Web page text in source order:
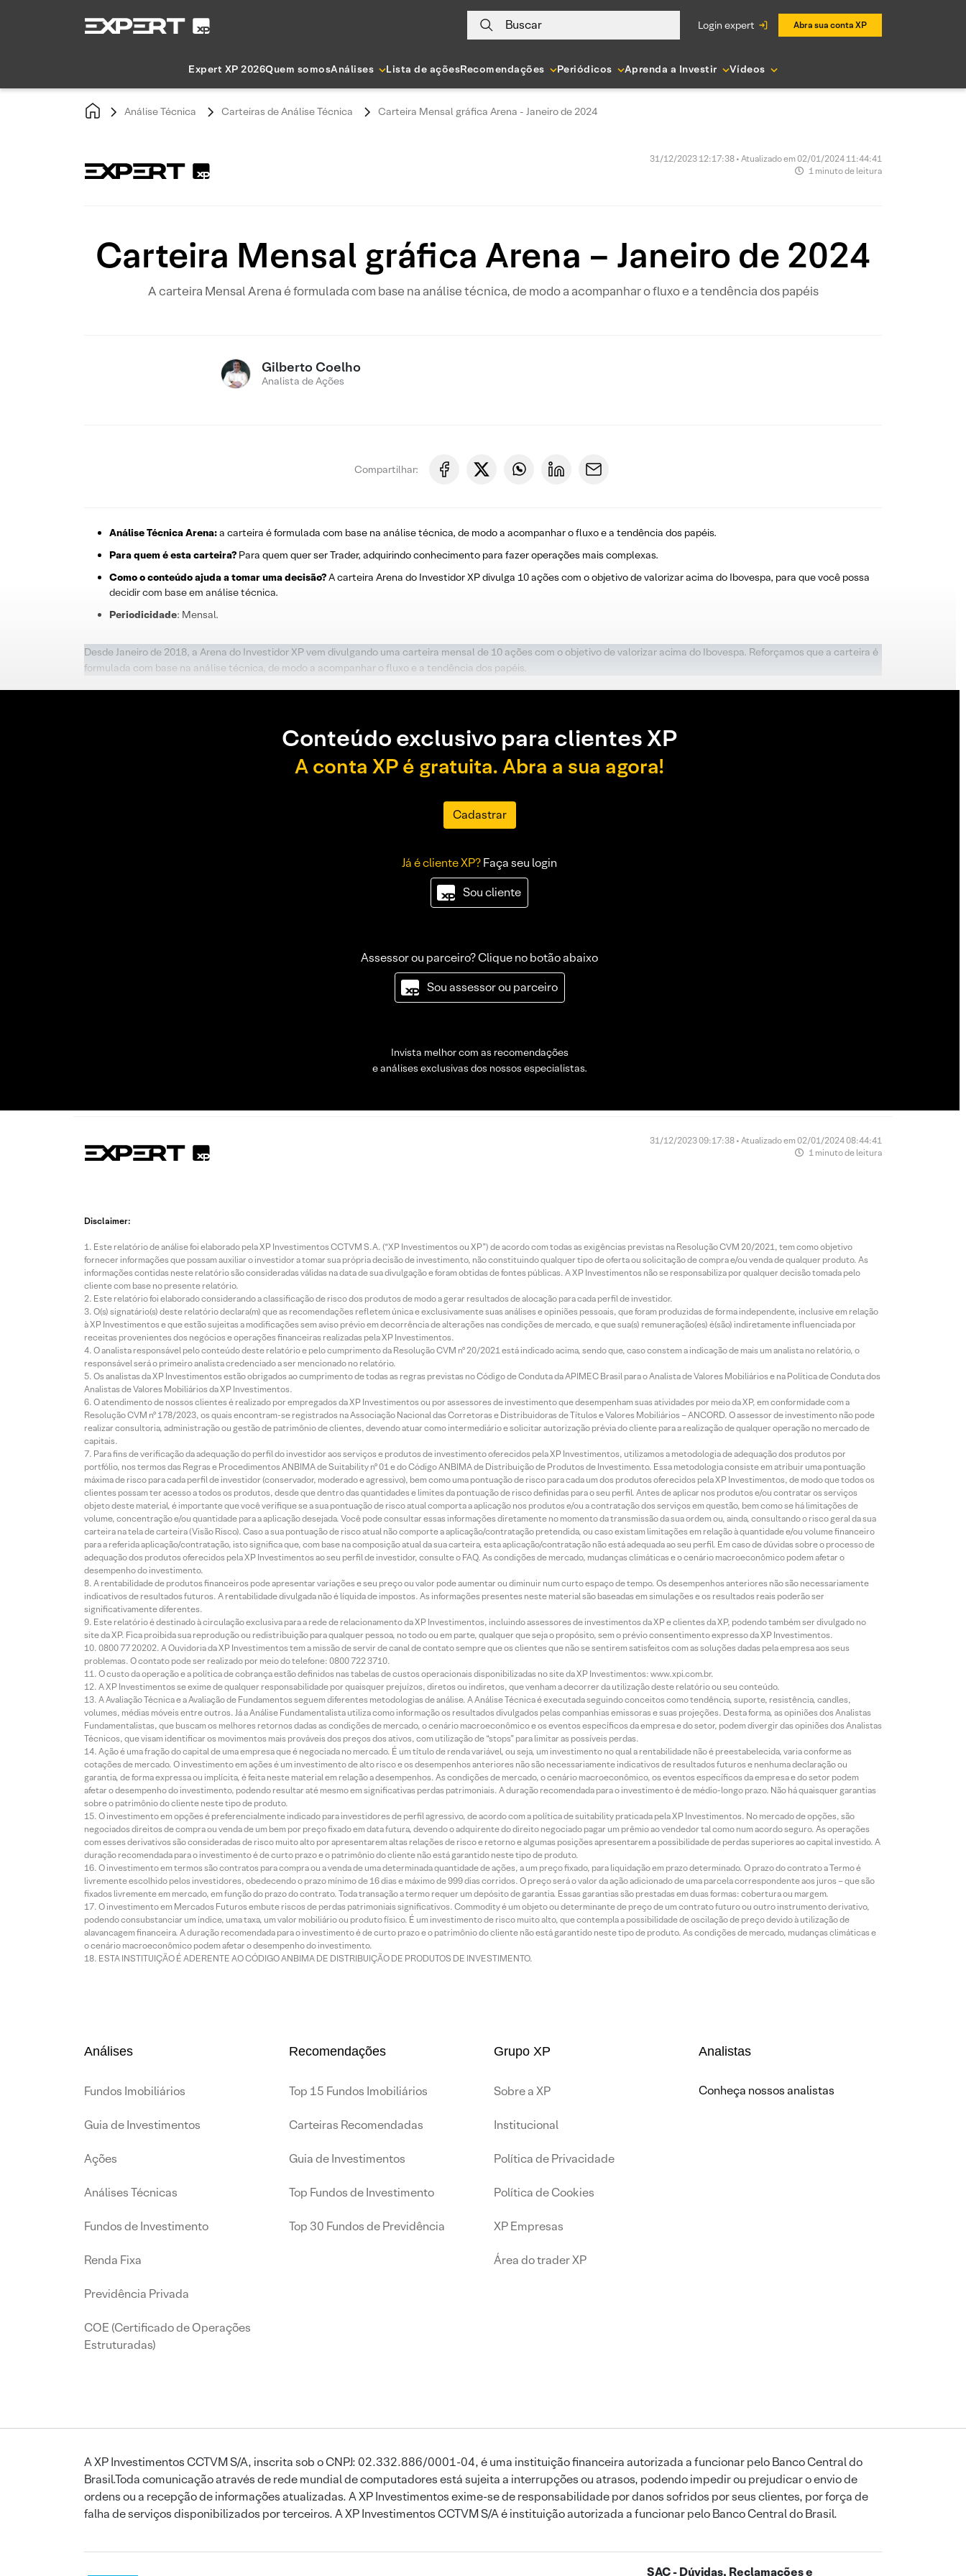
Buscar login expert Abra sua conta XP
Expert XP 2026Quem somosAnálises Lista de açõesRecomendações Periódicos Aprenda a Investir Vídeos
Análise Técnica Carteiras de Análise Técnica Carteira Mensal gráfica Arena - Janeiro de 2024
31/12/2023 12:17:38 • Atualizado em 02/01/2024 11:44:41
1 minuto de leitura
Carteira Mensal gráfica Arena – Janeiro de 2024
A carteira Mensal Arena é formulada com base na análise técnica, de modo a acompanhar o fluxo e a tendência dos papéis
Gilberto Coelho
Analista de Ações
Compartilhar:
Análise Técnica Arena:a carteira é formulada com base na análise técnica, de modo a acompanhar o fluxo e a tendência dos papéis.
Para quem é esta carteira? Para quem quer ser Trader, adquirindo conhecimento para fazer operações mais complexas.
Como o conteúdo ajuda a tomar uma decisão?A carteira Arena do Investidor XP divulga 10 ações com o objetivo de valorizar acima do Ibovespa, para que você possa
decidir com base em análise técnica.
Periodicidade: Mensal.
Desde Janeiro de 2018, a Arena do Investidor XP vem divulgando uma carteira mensal de 10 ações com o objetivo de valorizar acima do Ibovespa. Reforçamos que a carteira é
formulada com base na análise técnica, de modo a acompanhar o fluxo e a tendência dos papéis.
Conteúdo exclusivo para clientes XP
A conta XP é gratuita. Abra a sua agora!
Cadastrar
Já é cliente XP?Faça seu login
Sou cliente
Assessor ou parceiro? Clique no botão abaixo
Sou assessor ou parceiro
Invista melhor com as recomendações
e análises exclusivas dos nossos especialistas.
31/12/2023 09:17:38 • Atualizado em 02/01/2024 08:44:41
1 minuto de leitura
Disclaimer:
Este relatório de análise foi elaborado pela XP Investimentos CCTVM S.A. (“XP Investimentos ou XP”) de acordo com todas as exigências previstas na Resolução CVM 20/2021, tem como objetivo
fornecer informações que possam auxiliar o investidor a tomar sua própria decisão de investimento, não constituindo qualquer tipo de oferta ou solicitação de compra e/ou venda de qualquer produto. As
informações contidas neste relatório são consideradas válidas na data de sua divulgação e foram obtidas de fontes públicas. A XP Investimentos não se responsabiliza por qualquer decisão tomada pelo
cliente com base no presente relatório.
Este relatório foi elaborado considerando a classificação de risco dos produtos de modo a gerar resultados de alocação para cada perfil de investidor.
O(s) signatário(s) deste relatório declara(m) que as recomendações refletem única e exclusivamente suas análises e opiniões pessoais, que foram produzidas de forma independente, inclusive em relação
à XP Investimentos e que estão sujeitas a modificações sem aviso prévio em decorrência de alterações nas condições de mercado, e que sua(s) remuneração(es) é(são) indiretamente influenciada por
receitas provenientes dos negócios e operações financeiras realizadas pela XP Investimentos.
O analista responsável pelo conteúdo deste relatório e pelo cumprimento da Resolução CVM nº 20/2021 está indicado acima, sendo que, caso constem a indicação de mais um analista no relatório, o
responsável será o primeiro analista credenciado a ser mencionado no relatório.
Os analistas da XP Investimentos estão obrigados ao cumprimento de todas as regras previstas no Código de Conduta da APIMEC Brasil para o Analista de Valores Mobiliários e na Política de Conduta dos
Analistas de Valores Mobiliários da XP Investimentos.
O atendimento de nossos clientes é realizado por empregados da XP Investimentos ou por assessores de investimento que desempenham suas atividades por meio da XP, em conformidade com a
Resolução CVM nº 178/2023, os quais encontram-se registrados na Associação Nacional das Corretoras e Distribuidoras de Títulos e Valores Mobiliários – ANCORD. O assessor de investimento não pode
realizar consultoria, administração ou gestão de patrimônio de clientes, devendo atuar como intermediário e solicitar autorização prévia do cliente para a realização de qualquer operação no mercado de
capitais.
Para fins de verificação da adequação do perfil do investidor aos serviços e produtos de investimento oferecidos pela XP Investimentos, utilizamos a metodologia de adequação dos produtos por
portfólio, nos termos das Regras e Procedimentos ANBIMA de Suitability nº 01 e do Código ANBIMA de Distribuição de Produtos de Investimento. Essa metodologia consiste em atribuir uma pontuação
máxima de risco para cada perfil de investidor (conservador, moderado e agressivo), bem como uma pontuação de risco para cada um dos produtos oferecidos pela XP Investimentos, de modo que todos os
clientes possam ter acesso a todos os produtos, desde que dentro das quantidades e limites da pontuação de risco definidas para o seu perfil. Antes de aplicar nos produtos e/ou contratar os serviços
objeto deste material, é importante que você verifique se a sua pontuação de risco atual comporta a aplicação nos produtos e/ou a contratação dos serviços em questão, bem como se há limitações de
volume, concentração e/ou quantidade para a aplicação desejada. Você pode consultar essas informações diretamente no momento da transmissão da sua ordem ou, ainda, consultando o risco geral da sua
carteira na tela de carteira (Visão Risco). Caso a sua pontuação de risco atual não comporte a aplicação/contratação pretendida, ou caso existam limitações em relação à quantidade e/ou volume financeiro
para a referida aplicação/contratação, isto significa que, com base na composição atual da sua carteira, esta aplicação/contratação não está adequada ao seu perfil. Em caso de dúvidas sobre o processo de
adequação dos produtos oferecidos pela XP Investimentos ao seu perfil de investidor, consulte o FAQ. As condições de mercado, mudanças climáticas e o cenário macroeconômico podem afetar o
desempenho do investimento.
A rentabilidade de produtos financeiros pode apresentar variações e seu preço ou valor pode aumentar ou diminuir num curto espaço de tempo. Os desempenhos anteriores não são necessariamente
indicativos de resultados futuros. A rentabilidade divulgada não é líquida de impostos. As informações presentes neste material são baseadas em simulações e os resultados reais poderão ser
significativamente diferentes.
Este relatório é destinado à circulação exclusiva para a rede de relacionamento da XP Investimentos, incluindo assessores de investimentos da XP e clientes da XP, podendo também ser divulgado no
site da XP. Fica proibida sua reprodução ou redistribuição para qualquer pessoa, no todo ou em parte, qualquer que seja o propósito, sem o prévio consentimento expresso da XP Investimentos.
0800 77 20202. A Ouvidoria da XP Investimentos tem a missão de servir de canal de contato sempre que os clientes que não se sentirem satisfeitos com as soluções dadas pela empresa aos seus
problemas. O contato pode ser realizado por meio do telefone: 0800 722 3710.
O custo da operação e a política de cobrança estão definidos nas tabelas de custos operacionais disponibilizadas no site da XP Investimentos: www.xpi.com.br.
A XP Investimentos se exime de qualquer responsabilidade por quaisquer prejuízos, diretos ou indiretos, que venham a decorrer da utilização deste relatório ou seu conteúdo.
A Avaliação Técnica e a Avaliação de Fundamentos seguem diferentes metodologias de análise. A Análise Técnica é executada seguindo conceitos como tendência, suporte, resistência, candles,
volumes, médias móveis entre outros. Já a Análise Fundamentalista utiliza como informação os resultados divulgados pelas companhias emissoras e suas projeções. Desta forma, as opiniões dos Analistas
Fundamentalistas, que buscam os melhores retornos dadas as condições de mercado, o cenário macroeconômico e os eventos específicos da empresa e do setor, podem divergir das opiniões dos Analistas
Técnicos, que visam identificar os movimentos mais prováveis dos preços dos ativos, com utilização de “stops” para limitar as possíveis perdas.
Ação é uma fração do capital de uma empresa que é negociada no mercado. É um título de renda variável, ou seja, um investimento no qual a rentabilidade não é preestabelecida, varia conforme as
cotações de mercado. O investimento em ações é um investimento de alto risco e os desempenhos anteriores não são necessariamente indicativos de resultados futuros e nenhuma declaração ou
garantia, de forma expressa ou implícita, é feita neste material em relação a desempenhos. As condições de mercado, o cenário macroeconômico, os eventos específicos da empresa e do setor podem
afetar o desempenho do investimento, podendo resultar até mesmo em significativas perdas patrimoniais. A duração recomendada para o investimento é de médio-longo prazo. Não há quaisquer garantias
sobre o patrimônio do cliente neste tipo de produto.
O investimento em opções é preferencialmente indicado para investidores de perfil agressivo, de acordo com a política de suitability praticada pela XP Investimentos. No mercado de opções, são
negociados direitos de compra ou venda de um bem por preço fixado em data futura, devendo o adquirente do direito negociado pagar um prêmio ao vendedor tal como num acordo seguro. As operações
com esses derivativos são consideradas de risco muito alto por apresentarem altas relações de risco e retorno e algumas posições apresentarem a possibilidade de perdas superiores ao capital investido. A
duração recomendada para o investimento é de curto prazo e o patrimônio do cliente não está garantido neste tipo de produto.
O investimento em termos são contratos para compra ou a venda de uma determinada quantidade de ações, a um preço fixado, para liquidação em prazo determinado. O prazo do contrato a Termo é
livremente escolhido pelos investidores, obedecendo o prazo mínimo de 16 dias e máximo de 999 dias corridos. O preço será o valor da ação adicionado de uma parcela correspondente aos juros – que são
fixados livremente em mercado, em função do prazo do contrato. Toda transação a termo requer um depósito de garantia. Essas garantias são prestadas em duas formas: cobertura ou margem.
O investimento em Mercados Futuros embute riscos de perdas patrimoniais significativos. Commodity é um objeto ou determinante de preço de um contrato futuro ou outro instrumento derivativo,
podendo consubstanciar um índice, uma taxa, um valor mobiliário ou produto físico. É um investimento de risco muito alto, que contempla a possibilidade de oscilação de preço devido à utilização de
alavancagem financeira. A duração recomendada para o investimento é de curto prazo e o patrimônio do cliente não está garantido neste tipo de produto. As condições de mercado, mudanças climáticas e
o cenário macroeconômico podem afetar o desempenho do investimento.
ESTA INSTITUIÇÃO É ADERENTE AO CÓDIGO ANBIMA DE DISTRIBUIÇÃO DE PRODUTOS DE INVESTIMENTO.
Análises
Fundos Imobiliários
Guia de Investimentos
Ações
Análises Técnicas
Fundos de Investimento
Renda Fixa
Previdência Privada
COE (Certificado de Operações
Estruturadas)
Recomendações
Top 15 Fundos Imobiliários
Carteiras Recomendadas
Guia de Investimentos
Top Fundos de Investimento
Top 30 Fundos de Previdência
Grupo XP
Sobre a XP
Institucional
Política de Privacidade
Política de Cookies
XP Empresas
Área do trader XP
Analistas
Conheça nossos analistas
A XP Investimentos CCTVM S/A, inscrita sob o CNPJ: 02.332.886/0001-04, é uma instituição financeira autorizada a funcionar pelo Banco Central do
Brasil.Toda comunicação através de rede mundial de computadores está sujeita a interrupções ou atrasos, podendo impedir ou prejudicar o envio de
ordens ou a recepção de informações atualizadas. A XP Investimentos exime-se de responsabilidade por danos sofridos por seus clientes, por força de
falha de serviços disponibilizados por terceiros. A XP Investimentos CCTVM S/A é instituição autorizada a funcionar pelo Banco Central do Brasil.
SAC - Dúvidas, Reclamações e